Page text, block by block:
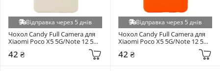
Realme 9 Pro (+5)
Realme C2 (+5)
Realme C25Y (+5)
Realme C25Y/C21Y (+5)
Відправка через 5 днів
Чохол Candy Full Camera для
Xiaomi Poco X5 5G/Note 12 5G
42 ₴
Відправка через 5 днів
Чохол Candy Full Camera для
Xiaomi Poco X5 5G/Note 12 5G
42 ₴